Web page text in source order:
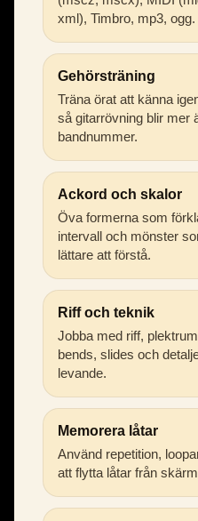
xml), Timbro, mp3, ogg.
Gehörsträning
Träna örat att känna
så gitarrövning blir mer
bandnummer.
Ackord och skalor
Öva formerna som
intervall och mönster
lättare att förstå.
Riff och teknik
Jobba med riff,
bends, slides och
levande.
Memorera låtar
Använd repetition,
att flytta låtar från